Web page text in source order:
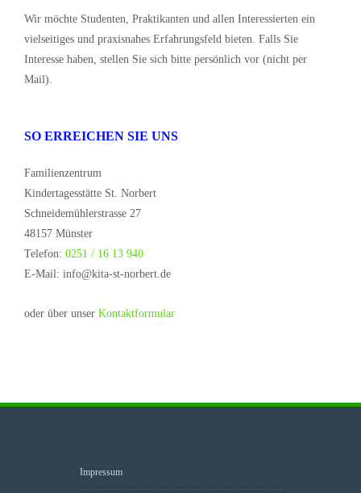
Wir möchte Studenten, Praktikanten und allen Interessierten ein
vielseitiges und praxisnahes Erfahrungsfeld bieten. Falls Sie
Interesse haben, stellen Sie sich bitte persönlich vor (nicht per
Mail).
SO ERREICHEN SIE UNS
Familienzentrum
Kindertagesstätte St. Norbert
Schneidemühlerstrasse 27
48157 Münster
Telefon: 0251 / 16 13 940
E-Mail: info@kita-st-norbert.de
oder über unser Kontaktformular
Impressum